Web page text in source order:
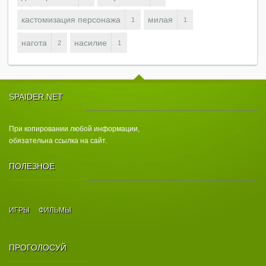
кастомизация персонажа 1 милая 1
нагота 2 насилие 1
SPAIDER.NET
При копировании любой информации,
обязательна ссылка на сайт.
ПОЛЕЗНОЕ
ИГРЫ ФИЛЬМЫ
ПРОГОЛОСУЙ